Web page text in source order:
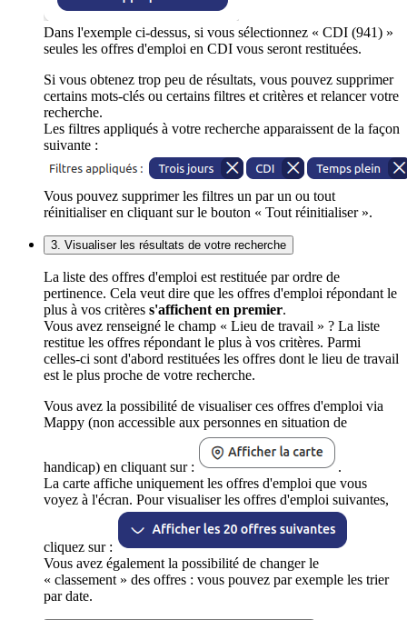
Dans l'exemple ci-dessus, si vous sélectionnez « CDI (941) »
seules les offres d'emploi en CDI vous seront restituées.
Si vous obtenez trop peu de résultats, vous pouvez supprimer
certains mots-clés ou certains filtres et critères et relancer votre
recherche.
Les filtres appliqués à votre recherche apparaissent de la façon
suivante :
Vous pouvez supprimer les filtres un par un ou tout
réinitialiser en cliquant sur le bouton « Tout réinitialiser ».
3. Visualiser les résultats de votre recherche
La liste des offres d'emploi est restituée par ordre de
pertinence. Cela veut dire que les offres d'emploi répondant le
plus à vos critères s'affichent en premier.
Vous avez renseigné le champ « Lieu de travail » ? La liste
restitue les offres répondant le plus à vos critères. Parmi
celles-ci sont d'abord restituées les offres dont le lieu de travail
est le plus proche de votre recherche.
Vous avez la possibilité de visualiser ces offres d'emploi via
Mappy (non accessible aux personnes en situation de
handicap) en cliquant sur :
.
La carte affiche uniquement les offres d'emploi que vous
voyez à l'écran. Pour visualiser les offres d'emploi suivantes,
cliquez sur :
Vous avez également la possibilité de changer le
« classement » des offres : vous pouvez par exemple les trier
par date.